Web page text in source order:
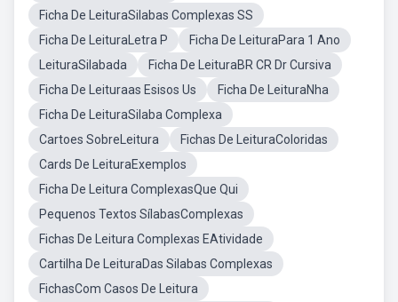
Ficha De LeituraSilabas Complexas SS
Ficha De LeituraLetra P
Ficha De LeituraPara 1 Ano
LeituraSilabada
Ficha De LeituraBR CR Dr Cursiva
Ficha De Leituraas Esisos Us
Ficha De LeituraNha
Ficha De LeituraSilaba Complexa
Cartoes SobreLeitura
Fichas De LeituraColoridas
Cards De LeituraExemplos
Ficha De Leitura ComplexasQue Qui
Pequenos Textos SílabasComplexas
Fichas De Leitura Complexas EAtividade
Cartilha De LeituraDas Silabas Complexas
FichasCom Casos De Leitura